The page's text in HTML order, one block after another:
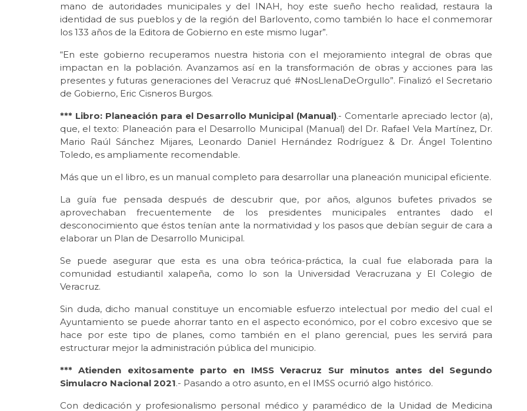
mano de autoridades municipales y del INAH, hoy este sueño hecho realidad, restaura la
identidad de sus pueblos y de la región del Barlovento, como también lo hace el conmemorar
los 133 años de la Editora de Gobierno en este mismo lugar”.
“En este gobierno recuperamos nuestra historia con el mejoramiento integral de obras que
impactan en la población. Avanzamos así en la transformación de obras y acciones para las
presentes y futuras generaciones del Veracruz qué #NosLlenaDeOrgullo”. Finalizó el Secretario
de Gobierno, Eric Cisneros Burgos.
*** Libro: Planeación para el Desarrollo Municipal (Manual).- Comentarle apreciado lector (a),
que, el texto: Planeación para el Desarrollo Municipal (Manual) del Dr. Rafael Vela Martínez, Dr.
Mario Raúl Sánchez Mijares, Leonardo Daniel Hernández Rodríguez & Dr. Ángel Tolentino
Toledo, es ampliamente recomendable.
Más que un el libro, es un manual completo para desarrollar una planeación municipal eficiente.
La guía fue pensada después de descubrir que, por años, algunos bufetes privados se
aprovechaban frecuentemente de los presidentes municipales entrantes dado el
desconocimiento que éstos tenían ante la normatividad y los pasos que debían seguir de cara a
elaborar un Plan de Desarrollo Municipal.
Se puede asegurar que esta es una obra teórica-práctica, la cual fue elaborada para la
comunidad estudiantil xalapeña, como lo son la Universidad Veracruzana y El Colegio de
Veracruz.
Sin duda, dicho manual constituye un encomiable esfuerzo intelectual por medio del cual el
Ayuntamiento se puede ahorrar tanto en el aspecto económico, por el cobro excesivo que se
hace por este tipo de planes, como también en el plano gerencial, pues les servirá para
estructurar mejor la administración pública del municipio.
*** Atienden exitosamente parto en IMSS Veracruz Sur minutos antes del Segundo
Simulacro Nacional 2021.- Pasando a otro asunto, en el IMSS ocurrió algo histórico.
Con dedicación y profesionalismo personal médico y paramédico de la Unidad de Medicina